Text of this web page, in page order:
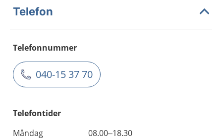
Telefon
Telefonnummer
040-15 37 70
Telefontider
Måndag
08.00–18.30